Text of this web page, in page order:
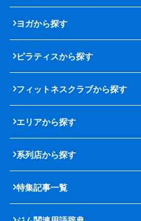
ヨガから探す
ピラティスから探す
フィットネスクラブから探す
エリアから探す
系列店から探す
特集記事一覧